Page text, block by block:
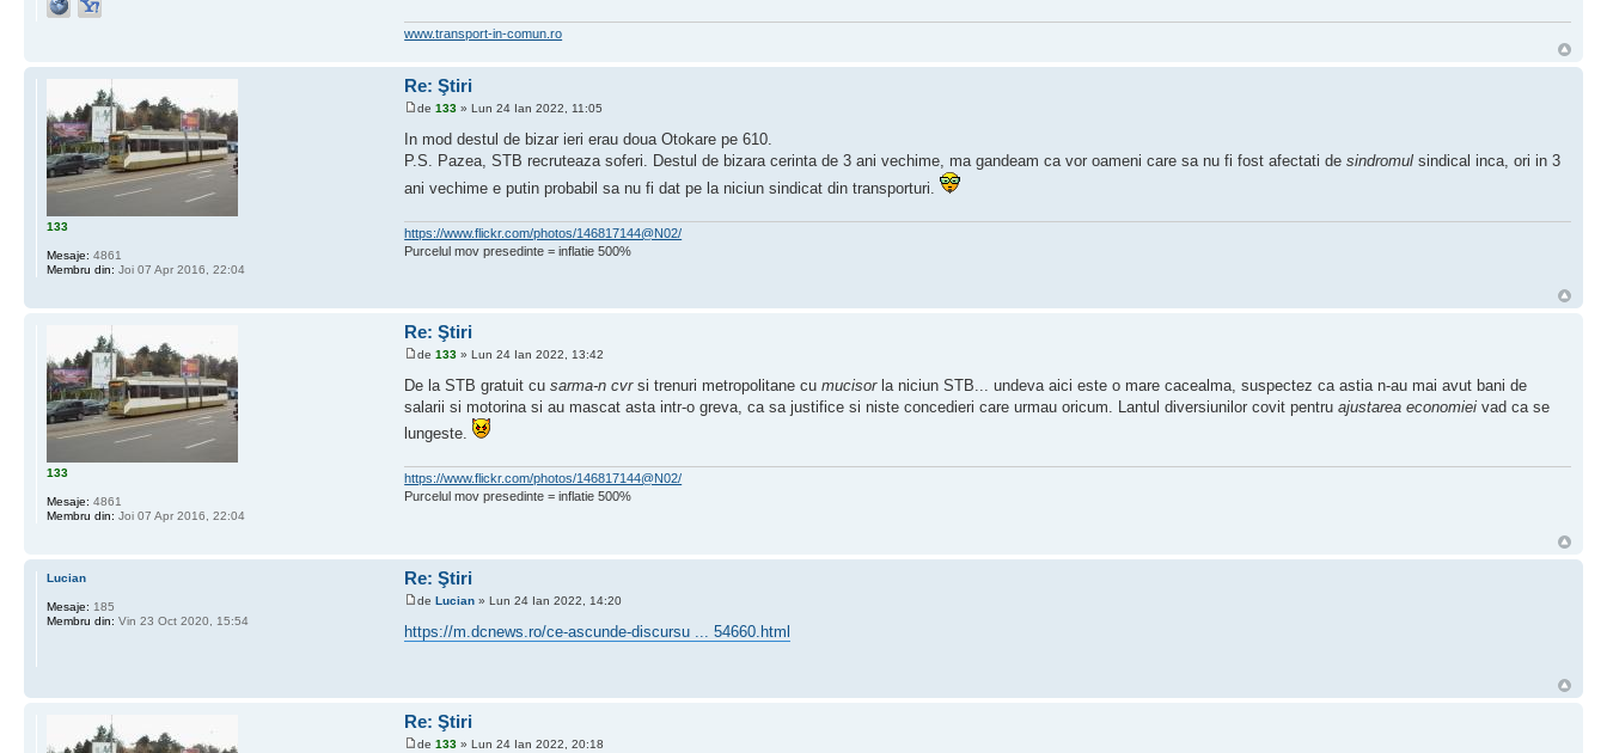
www.transport-in-comun.ro
Re: Ştiri
de133 » Lun 24 Ian 2022, 11:05
In mod destul de bizar ieri erau doua Otokare pe 610.
P.S. Pazea, STB recruteaza soferi. Destul de bizara cerinta de 3 ani vechime, ma gandeam ca vor oameni care sa nu fi fost afectati desindromul sindical inca, ori in 3
ani vechime e putin probabil sa nu fi dat pe la niciun sindicat din transporturi.
https://www.flickr.com/photos/146817144@N02/
Purcelul mov presedinte = inflatie 500%
133
Mesaje: 4861
Membru din: Joi 07 Apr 2016, 22:04
Re: Ştiri
de133 » Lun 24 Ian 2022, 13:42
De la STB gratuit cusarma-n cvrsi trenuri metropolitane cumucisorla niciun STB... undeva aici este o mare cacealma, suspectez ca astia n-au mai avut bani de
salarii si motorina si au mascat asta intr-o greva, ca sa justifice si niste concedieri care urmau oricum. Lantul diversiunilor covit pentruajustarea economiei vad ca se
lungeste.
https://www.flickr.com/photos/146817144@N02/
Purcelul mov presedinte = inflatie 500%
133
Mesaje: 4861
Membru din: Joi 07 Apr 2016, 22:04
Re: Ştiri
deLucian » Lun 24 Ian 2022, 14:20
https://m.dcnews.ro/ce-ascunde-discursu ... 54660.html
Lucian
Mesaje: 185
Membru din: Vin 23 Oct 2020, 15:54
Re: Ştiri
de133 » Lun 24 Ian 2022, 20:18